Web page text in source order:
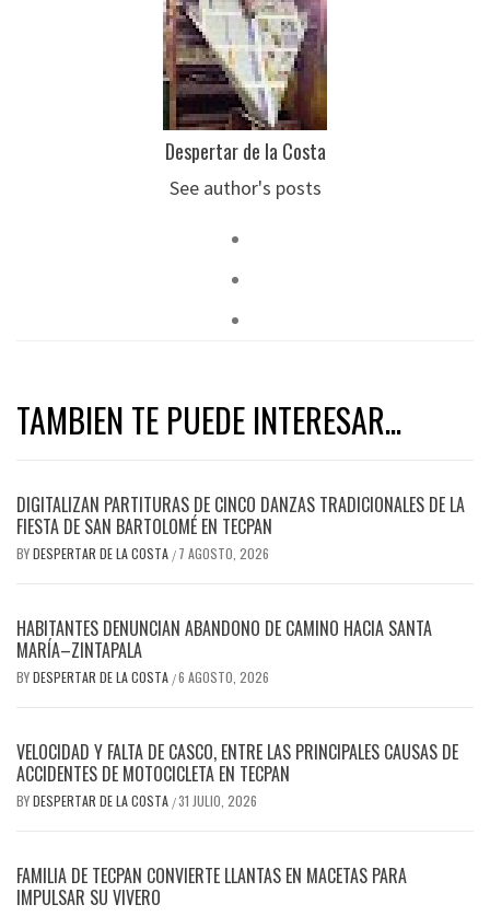
Despertar de la Costa
See author's posts
TAMBIEN TE PUEDE INTERESAR...
DIGITALIZAN PARTITURAS DE CINCO DANZAS TRADICIONALES DE LA
FIESTA DE SAN BARTOLOMÉ EN TECPAN
BYDESPERTAR DE LA COSTA / 7 AGOSTO, 2026
HABITANTES DENUNCIAN ABANDONO DE CAMINO HACIA SANTA
MARÍA–ZINTAPALA
BYDESPERTAR DE LA COSTA /6 AGOSTO, 2026
VELOCIDAD Y FALTA DE CASCO, ENTRE LAS PRINCIPALES CAUSAS DE
ACCIDENTES DE MOTOCICLETA EN TECPAN
BYDESPERTAR DE LA COSTA /31 JULIO, 2026
FAMILIA DE TECPAN CONVIERTE LLANTAS EN MACETAS PARA
IMPULSAR SU VIVERO